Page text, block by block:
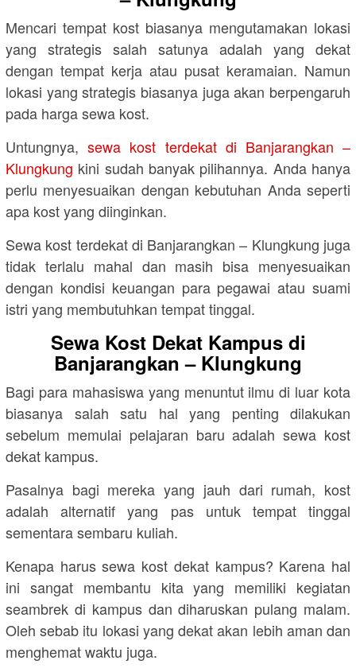
Mencari tempat kost biasanya mengutamakan lokasi
yang strategis salah satunya adalah yang dekat
dengan tempat kerja atau pusat keramaian. Namun
lokasi yang strategis biasanya juga akan berpengaruh
pada harga sewa kost.
Untungnya,sewa kost terdekat di Banjarangkan –
Klungkung kini sudah banyak pilihannya. Anda hanya
perlu menyesuaikan dengan kebutuhan Anda seperti
apa kost yang diinginkan.
Sewa kost terdekat di Banjarangkan – Klungkung juga
tidak terlalu mahal dan masih bisa menyesuaikan
dengan kondisi keuangan para pegawai atau suami
istri yang membutuhkan tempat tinggal.
Sewa Kost Dekat Kampus di
Banjarangkan – Klungkung
Bagi para mahasiswa yang menuntut ilmu di luar kota
biasanya salah satu hal yang penting dilakukan
sebelum memulai pelajaran baru adalah sewa kost
dekat kampus.
Pasalnya bagi mereka yang jauh dari rumah, kost
adalah alternatif yang pas untuk tempat tinggal
sementara sembaru kuliah.
Kenapa harus sewa kost dekat kampus? Karena hal
ini sangat membantu kita yang memiliki kegiatan
seambrek di kampus dan diharuskan pulang malam.
Oleh sebab itu lokasi yang dekat akan lebih aman dan
menghemat waktu juga.